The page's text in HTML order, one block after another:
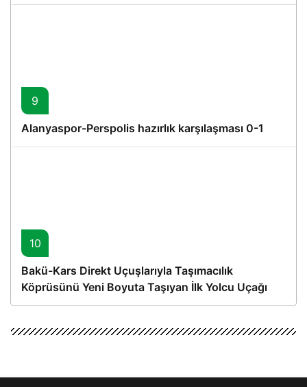
9
Alanyaspor-Perspolis hazırlık karşılaşması 0-1
10
Bakü-Kars Direkt Uçuşlarıyla Taşımacılık
Köprüsünü Yeni Boyuta Taşıyan İlk Yolcu Uçağı
Hareket Etti